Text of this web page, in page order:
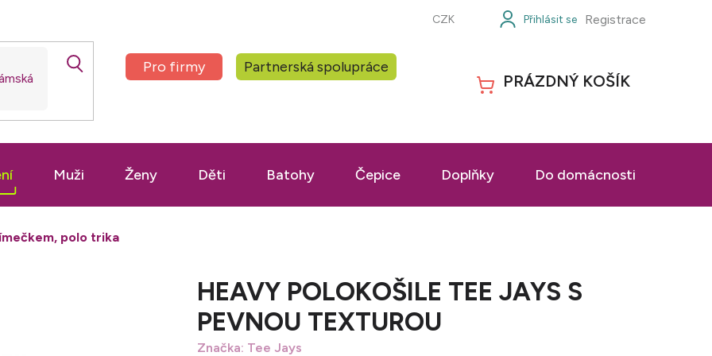
Pro firmy Partnerská spolupráce
CZK Registrace
NÁKUPNÍ
PRÁZDNÝ KOŠÍK
Muži Ženy Děti Batohy Čepice Doplňky Do domácnosti
polo trika
HEAVY POLOKOŠILE TEE JAYS S
PEVNOU TEXTUROU
Značka: Tee Jays